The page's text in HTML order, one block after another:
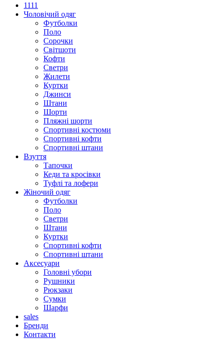
1111
Чоловічий одяг
Футболки
Поло
Сорочки
Світшоти
Кофти
Светри
Жилети
Куртки
Джинси
Штани
Шорти
Пляжні шорти
Спортивні костюми
Спортивні кофти
Спортивні штани
Взуття
Тапочки
Кеди та кросівки
Туфлі та лофери
Жіночий одяг
Футболки
Поло
Светри
Штани
Куртки
Cпортивні кофти
Спортивні штани
Аксесуари
Головні убори
Рушники
Рюкзаки
Сумки
Шарфи
sales
Бренди
Контакти